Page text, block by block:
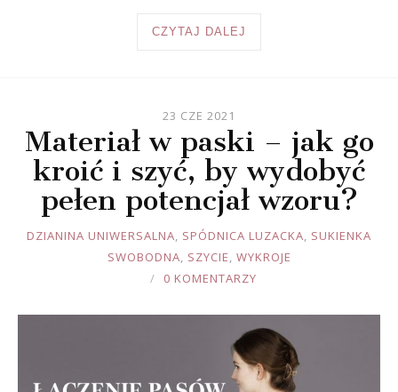
CZYTAJ DALEJ
23 CZE 2021
Materiał w paski – jak go
kroić i szyć, by wydobyć
pełen potencjał wzoru?
JOULE
DZIANINA UNIWERSALNA, SPÓDNICA LUZACKA, SUKIENKA
SWOBODNA, SZYCIE, WYKROJE
0 KOMENTARZY